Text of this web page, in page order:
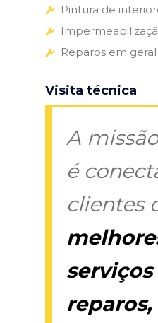
Pintura de
Reparos em geral
Visita técnica
A
é
clientes
serviços